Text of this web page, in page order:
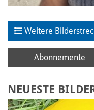
Weitere
Abonnemente
NEUESTE